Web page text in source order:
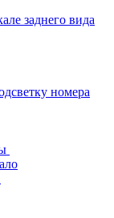
заднего вида
номера